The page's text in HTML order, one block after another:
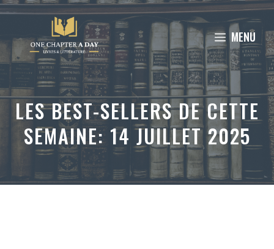
Aller
contenu
MENU
LES BEST-SELLERS DE CETTE
SEMAINE: 14 JUILLET 2025